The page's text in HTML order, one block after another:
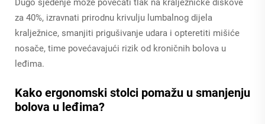
Dugo sjedenje može povećati tlak na kralježničke diskove
za 40%, izravnati prirodnu krivulju lumbalnog dijela
kralježnice, smanjiti prigušivanje udara i opteretiti mišiće
nosače, time povećavajući rizik od kroničnih bolova u
leđima.
Kako ergonomski stolci pomažu u smanjenju
bolova u leđima?